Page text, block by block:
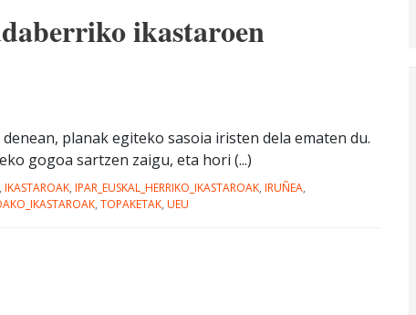
ikastaroen
planak egiteko sasoia iristen dela ematen du.
gogoa sartzen zaigu, eta hori (...)
, IKASTAROAK, IPAR_EUSKAL_HERRIKO_IKASTAROAK, IRUÑEA,
, TOPAKETAK, UEU